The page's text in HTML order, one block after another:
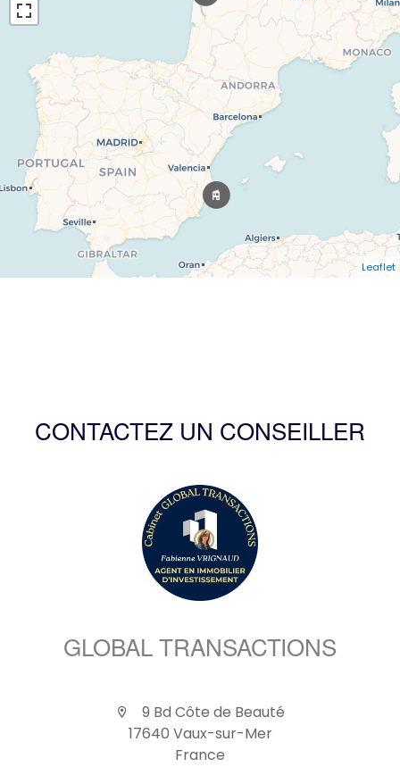
Leaflet
CONTACTEZ UN CONSEILLER
GLOBAL TRANSACTIONS
9 Bd Côte de Beauté
17640 Vaux-sur-Mer
France